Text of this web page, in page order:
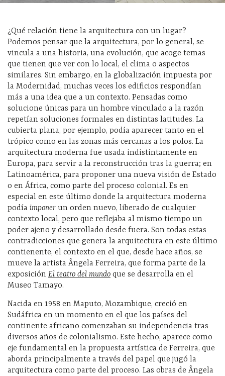
¿Qué relación tiene la arquitectura con un lugar?
Podemos pensar que la arquitectura, por lo general, se
vincula a una historia, una evolución, que acoge temas
que tienen que ver con lo local, el clima o aspectos
similares. Sin embargo, en la globalización impuesta por
la Modernidad, muchas veces los edificios respondían
más a una idea que a un contexto. Pensadas como
solucione únicas para un hombre vinculado a la razón
repetían soluciones formales en distintas latitudes. La
cubierta plana, por ejemplo, podía aparecer tanto en el
trópico como en las zonas más cercanas a los polos. La
arquitectura moderna fue usada indistintamente en
Europa, para servir a la reconstrucción tras la guerra; en
Latinoamérica, para proponer una nueva visión de Estado
o en África, como parte del proceso colonial. Es en
especial en este último donde la arquitectura moderna
podía imponer un orden nuevo, liberado de cualquier
contexto local, pero que reflejaba al mismo tiempo un
poder ajeno y desarrollado desde fuera. Son todas estas
contradicciones que genera la arquitectura en este último
contienente, el contexto en el que, desde hace años, se
mueve la artista Ângela Ferreira, que forma parte de la
exposición El teatro del mundo que se desarrolla en el
Museo Tamayo.
Nacida en 1958 en Maputo, Mozambique, creció en
Sudáfrica en un momento en el que los países del
continente africano comenzaban su independencia tras
diversos años de colonialismo. Este hecho, aparece como
eje fundamental en la propuesta artística de Ferreira, que
aborda principalmente a través del papel que jugó la
arquitectura como parte del proceso. Las obras de Ângela